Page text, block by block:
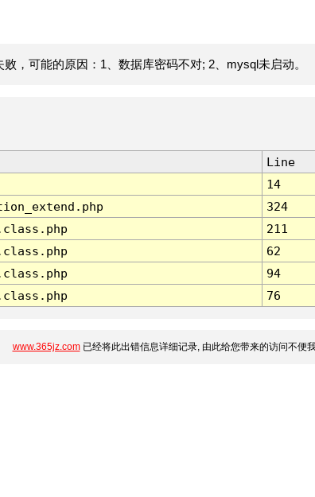
，可能的原因：1、数据库密码不对; 2、mysql未启动。
Line
14
324
211
62
94
76
www.365jz.com已经将此出错信息详细记录, 由此给您带来的访问不便